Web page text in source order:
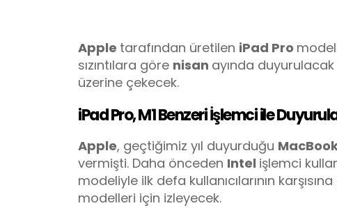
Apple tarafından üretilen iPad Pro
sızıntılara göre nisan ayında
üzerine çekecek.
iPad Pro, M1 Benzeri İşlemci ile
Apple, geçtiğimiz yıl duyurduğu
vermişti. Daha önceden Intel işlemci
modeliyle ilk defa kullanıcılarının
modelleri için izleyecek.